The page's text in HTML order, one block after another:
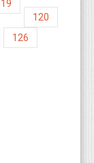
120
126